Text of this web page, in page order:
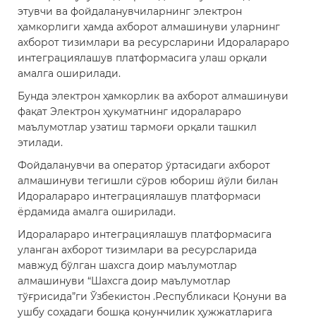
этувчи ва фойдаланувчиларнинг электрон
ҳамкорлиги ҳамда ахборот алмашинуви уларнинг
ахборот тизимлари ва ресурсларини Идоралараро
интеграциялашув платформасига улаш орқали
амалга оширилади.
Бунда электрон ҳамкорлик ва ахборот алмашинуви
фақат Электрон ҳукуматнинг идоралараро
маълумотлар узатиш тармоғи орқали ташкил
этилади.
Фойдаланувчи ва оператор ўртасидаги ахборот
алмашинуви тегишли сўров юбориш йўли билан
Идоралараро интеграциялашув платформаси
ёрдамида амалга оширилади.
Идоралараро интеграциялашув платформасига
уланган ахборот тизимлари ва ресурсларида
мавжуд бўлган шахсга доир маълумотлар
алмашинуви “Шахсга доир маълумотлар
тўғрисида”ги Ўзбекистон .Республикаси Қонуни ва
ушбу соҳадаги бошқа қонунчилик ҳужжатларига